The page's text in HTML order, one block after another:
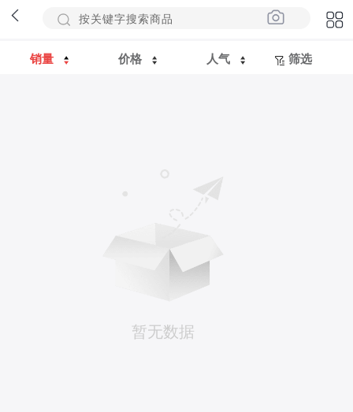
销量 价格 人气 筛选
暂无数据